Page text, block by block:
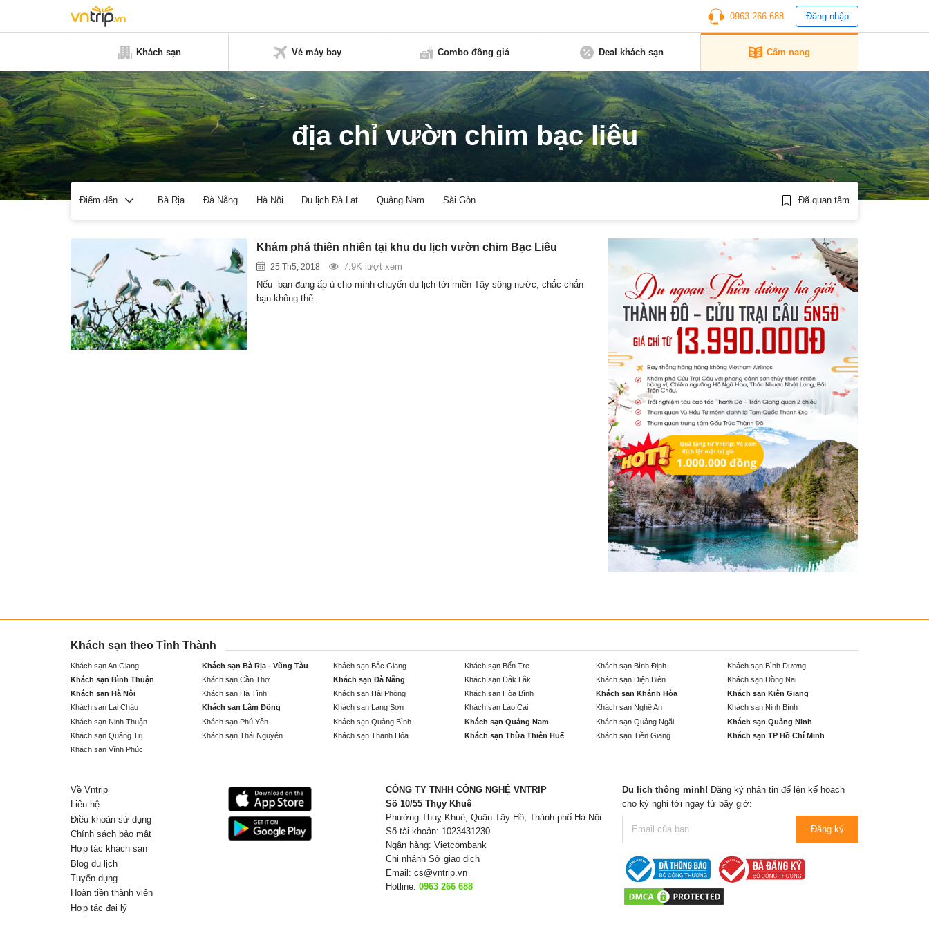
0963 266 688 Đăng nhập
Khách sạn Vé máy bay Combo đồng giá Deal khách sạn Cẩm nang
địa chỉ vườn chim bạc liêu
Điểm đến Bà Rịa Đà Nẵng Hà Nội Du lịch Đà Lạt Quảng Nam Sài Gòn Đã quan tâm
Khám phá thiên nhiên tại khu du lịch vườn chim Bạc Liêu
25 Th5, 2018
7.9K lượt xem
Nếu bạn đang ấp ủ cho mình chuyến du lịch tới miền Tây sông nước, chắc chắn
bạn không thể…
Khách sạn theo Tỉnh Thành
Khách sạn An Giang Khách sạn Bà Rịa - Vũng Tàu Khách sạn Bắc Giang Khách sạn Bến Tre Khách sạn Bình Định
Khách sạn Bình Dương
Khách sạn Bình Thuận
Khách sạn Cần Thơ Khách sạn Đà Nẵng Khách sạn Đắk Lắk Khách sạn Điện Biên
Khách sạn Đồng Nai
Khách sạn Hà Nội
Khách sạn Hà Tĩnh Khách sạn Hải Phòng Khách sạn Hòa Bình Khách sạn Khánh Hòa
Khách sạn Kiên Giang
Khách sạn Lai Châu
Khách sạn Lâm Đồng Khách sạn Lạng Sơn Khách sạn Lào Cai Khách sạn Nghệ An
Khách sạn Ninh Bình
Khách sạn Ninh Thuận
Khách sạn Phú Yên Khách sạn Quảng Bình Khách sạn Quảng Nam Khách sạn Quảng Ngãi
Khách sạn Quảng Ninh
Khách sạn Quảng Trị
Khách sạn Thái Nguyên Khách sạn Thanh Hóa Khách sạn Thừa Thiên Huế Khách sạn Tiền Giang
Khách sạn TP Hồ Chí Minh
Khách sạn Vĩnh Phúc
Về Vntrip
Liên hệ
Điều khoản sử dụng
Chính sách bảo mật
Hợp tác khách sạn
Blog du lịch
Tuyển dụng
Hoàn tiền thành viên
Hợp tác đại lý
CÔNG TY TNHH CÔNG NGHỆ VNTRIP
Số 10/55 Thụy Khuê
Phường Thuỵ Khuê, Quận Tây Hồ, Thành phố Hà Nội
Số tài khoản: 1023431230
Ngân hàng: Vietcombank
Chi nhánh Sở giao dịch
Email: cs@vntrip.vn
Hotline: 0963 266 688
Du lịch thông minh! Đăng ký nhận tin để lên kế hoạch
cho kỳ nghỉ tới ngay từ bây giờ:
Đăng ký